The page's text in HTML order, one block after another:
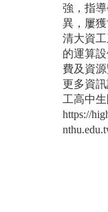
強，指
異，屢獲
清大資
的運算
費及資源
更多資
工高中
https://